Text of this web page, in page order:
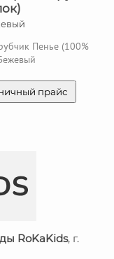
Пенье (100%
прайс
RoKaKids, г.